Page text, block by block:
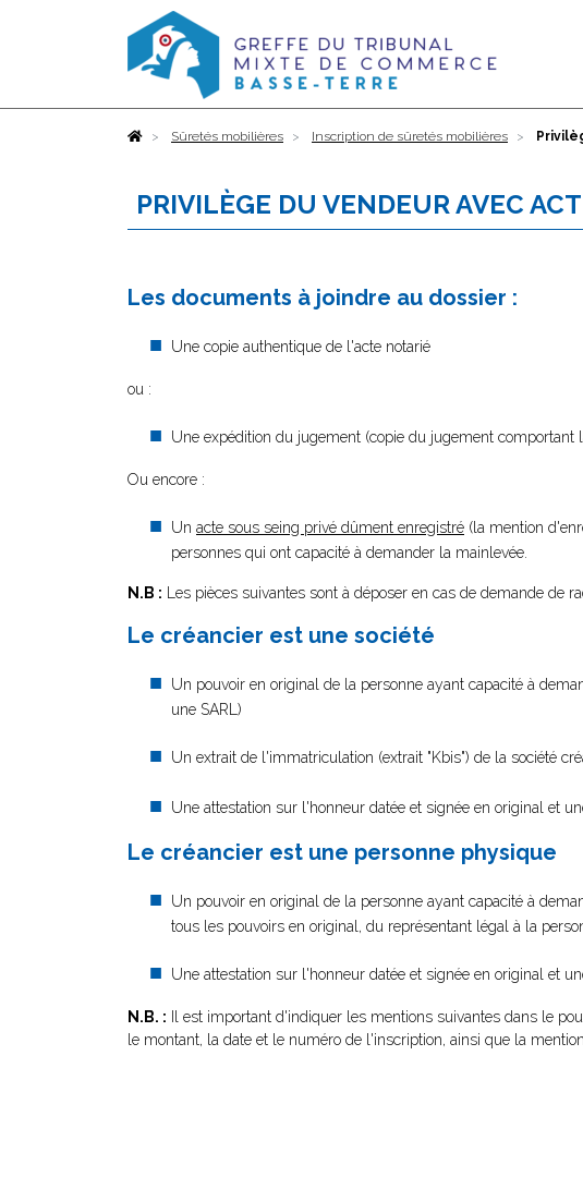
AccueilSûretés mobilières Inscription de sûretés mobilières
PRIVILÈGE DU VENDEUR AVEC
Les documents à joindre au dossier :
Une copie authentique de l'acte notarié
ou :
Une expédition du jugement (copie du jugement comportant
Ou encore :
Un acte sous seing privé dûment enregistré (la mention
personnes qui ont capacité à demander la mainlevée.
N.B : Les pièces suivantes sont à déposer en cas de demande de
Le créancier est une société
Un pouvoir en original de la personne ayant capacité à
une SARL)
Un extrait de l'immatriculation (extrait "Kbis") de la société
Une attestation sur l'honneur datée et signée en original et
Le créancier est une personne physique
Un pouvoir en original de la personne ayant capacité à
tous les pouvoirs en original, du représentant légal à la
Une attestation sur l'honneur datée et signée en original et
N.B. : Il est important d'indiquer les mentions suivantes dans le
le montant, la date et le numéro de l'inscription, ainsi que la